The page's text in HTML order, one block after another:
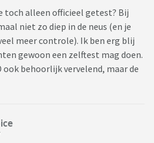
toch alleen officieel getest? Bij
niet zo diep in de neus (en je
meer controle). Ik ben erg blij
gewoon een zelftest mag doen.
ook behoorlijk vervelend, maar de